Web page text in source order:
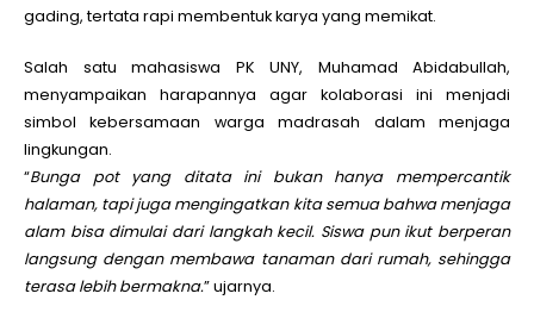
gading, tertata rapi membentuk karya yang memikat.
Salah satu mahasiswa PK UNY, Muhamad Abidabullah,
menyampaikan harapannya agar kolaborasi ini menjadi
simbol kebersamaan warga madrasah dalam menjaga
lingkungan.
“Bunga pot yang ditata ini bukan hanya mempercantik
halaman, tapi juga mengingatkan kita semua bahwa menjaga
alam bisa dimulai dari langkah kecil. Siswa pun ikut berperan
langsung dengan membawa tanaman dari rumah, sehingga
terasa lebih bermakna.” ujarnya.